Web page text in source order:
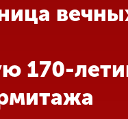
170-